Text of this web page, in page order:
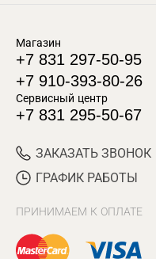
Магазин
+7 831 297-50-95
+7 910-393-80-26
Сервисный центр
+7 831 295-50-67
ЗАКАЗАТЬ ЗВОНОК
ГРАФИК РАБОТЫ
ПРИНИМАЕМ К ОПЛАТЕ